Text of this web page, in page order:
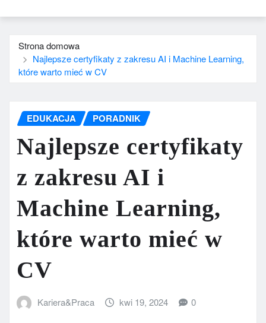
Strona domowa
Najlepsze certyfikaty z zakresu AI i Machine Learning,
które warto mieć w CV
EDUKACJA PORADNIK
Najlepsze certyfikaty
z zakresu AI i
Machine Learning,
które warto mieć w
CV
Kariera&Praca kwi 19, 2024 0